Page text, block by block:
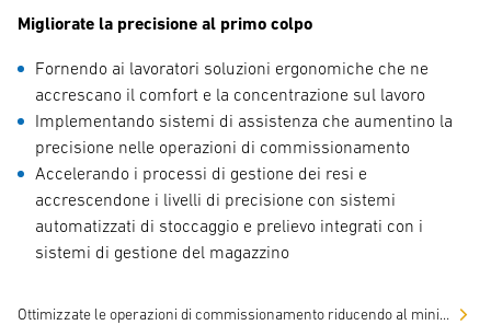
Migliorate la precisione al primo colpo
Fornendo ai lavoratori soluzioni ergonomiche che ne
accrescano il comfort e la concentrazione sul lavoro
Implementando sistemi di assistenza che aumentino la
precisione nelle operazioni di commissionamento
Accelerando i processi di gestione dei resi e
accrescendone i livelli di precisione con sistemi
automatizzati di stoccaggio e prelievo integrati con i
sistemi di gestione del magazzino
Ottimizzate le operazioni di commissionamento riducendo al minimo il volume dei resi